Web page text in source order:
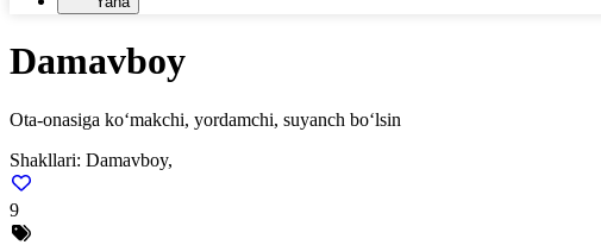
Damavboy
Ota-onasiga ko‘makchi, yordamchi, suyanch bo‘lsin
Shakllari: Damavboy,
9